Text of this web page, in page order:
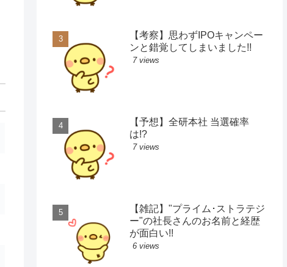
【考察】思わずIPOキャンペー
ンと錯覚してしまいました!!
7 views
【予想】全研本社 当選確率
は!?
7 views
【雑記】"プライム･ストラテジ
ー"の社長さんのお名前と経歴
が面白い!!
6 views